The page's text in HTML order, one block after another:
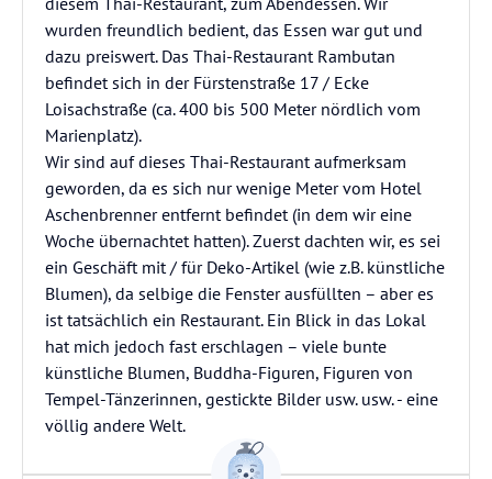
wurden freundlich bedient, das Essen war gut und
dazu preiswert. Das Thai-Restaurant Rambutan
befindet sich in der Fürstenstraße 17 / Ecke
Loisachstraße (ca. 400 bis 500 Meter nördlich vom
Marienplatz).
Wir sind auf dieses Thai-Restaurant aufmerksam
geworden, da es sich nur wenige Meter vom Hotel
Aschenbrenner entfernt befindet (in dem wir eine
Woche übernachtet hatten). Zuerst dachten wir, es sei
ein Geschäft mit / für Deko-Artikel (wie z.B. künstliche
Blumen), da selbige die Fenster ausfüllten – aber es
ist tatsächlich ein Restaurant. Ein Blick in das Lokal
hat mich jedoch fast erschlagen – viele bunte
künstliche Blumen, Buddha-Figuren, Figuren von
Tempel-Tänzerinnen, gestickte Bilder usw. usw. - eine
völlig andere Welt.